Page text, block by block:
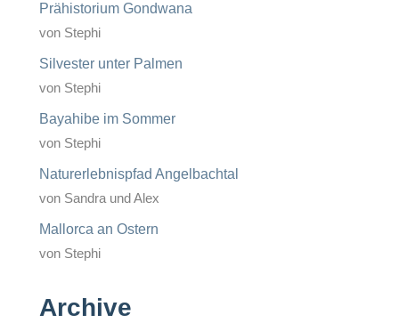
Prähistorium Gondwana
von Stephi
Silvester unter Palmen
von Stephi
Bayahibe im Sommer
von Stephi
Naturerlebnispfad Angelbachtal
von Sandra und Alex
Mallorca an Ostern
von Stephi
Archive